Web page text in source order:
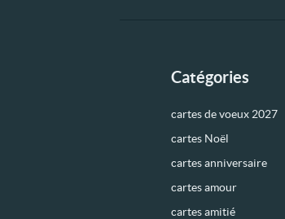
Catégories
cartes de voeux 2027
cartes Noël
cartes anniversaire
cartes amour
cartes amitié